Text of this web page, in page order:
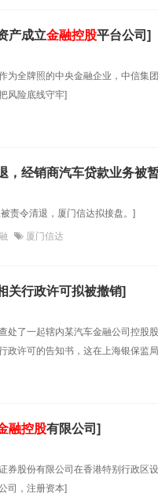
产成立金融控股平台公司]
为全牌照的中央金融企业，中信集
风险底线守牢]
，经销商汽车贷款业务被
责令清退，厦门信达拟接盘。]
厦门信达
关行政许可拟被撤销]
处了一起辖内某汽车金融公司控
政许可的告知书，这在上海银保监
融控股有限公司]
股份有限公司在香港特别行政区
司，注册资本]